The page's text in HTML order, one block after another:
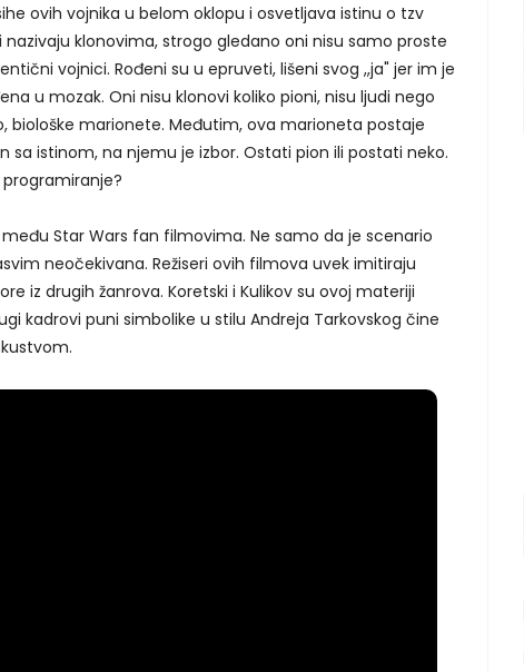
ovih vojnika u belom oklopu i osvetljava istinu o tzv
nazivaju klonovima, strogo gledano oni nisu samo proste
vojnici. Rođeni su u epruveti, lišeni svog ,,ja" jer im je
u mozak. Oni nisu klonovi koliko pioni, nisu ljudi nego
biološke marionete. Međutim, ova marioneta postaje
sa istinom, na njemu je izbor. Ostati pion ili postati neko.
Star Wars fan filmovima. Ne samo da je scenario
neočekivana. Režiseri ovih filmova uvek imitiraju
iz drugih žanrova. Koretski i Kulikov su ovoj materiji
kadrovi puni simbolike u stilu Andreja Tarkovskog čine